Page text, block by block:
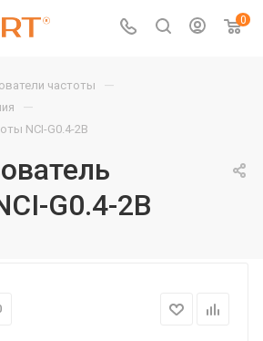
0
частоты —
—
NCI-G0.4-2B
G0.4-2B